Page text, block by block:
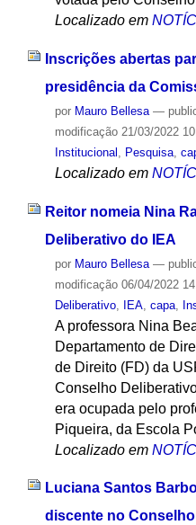
Localizado em
Inscrições abertas
presidência da
por Mauro Bellesa —
modificação21/03/2022
Institucional , Pesquisa,
Localizado em
Reitor nomeia Nina
Deliberativo do IEA
por Mauro Bellesa —
modificação06/04/2022
Deliberativo, IEA, capa,
A professora Nina
Departamento de
de Direito (FD) da
Conselho
era ocupada pelo
Piqueira, da Escola
Localizado em
Luciana Santos
discente no